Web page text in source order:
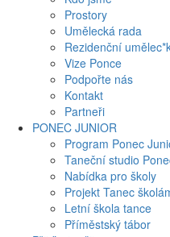
Prostory
Umělecká rada
Rezidenční
Vize Ponce
Podpořte nás
Kontakt
Partneři
PONEC JUNIOR
Program Ponec
Taneční studio
Nabídka pro školy
Projekt Tanec
Letní škola tance
Příměstský tábor